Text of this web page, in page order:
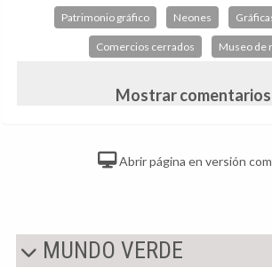
Patrimonio gráfico Neones
Comercios cerrados Museo de
Mostrar comentarios
Abrir página en versión
MUNDO VERDE